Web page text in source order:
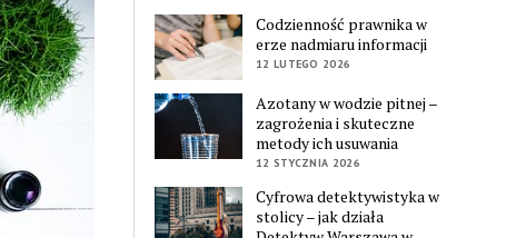
Codzienność prawnika w
erze nadmiaru informacji
12 LUTEGO 2026
Azotany w wodzie pitnej –
zagrożenia i skuteczne
metody ich usuwania
12 STYCZNIA 2026
Cyfrowa detektywistyka w
stolicy – jak działa